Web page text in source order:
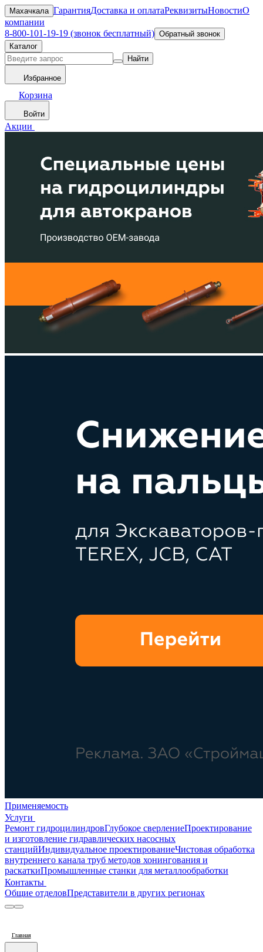
Махачкала ГарантияДоставка и оплатаРеквизитыНовостиО
компании
8-800-101-19-19 (звонок бесплатный) Обратный звонок
Каталог
Найти
Избранное
Корзина
Войти
Акции
Применяемость
Услуги
Ремонт гидроцилиндровГлубокое сверлениеПроектирование
и изготовление гидравлических насосных
станцийИндивидуальное проектированиеЧистовая обработка
внутреннего канала труб методов хонингования и
раскаткиПромышленные станки для металлообработки
Контакты
Общие отделовПредставители в других регионах
Главная